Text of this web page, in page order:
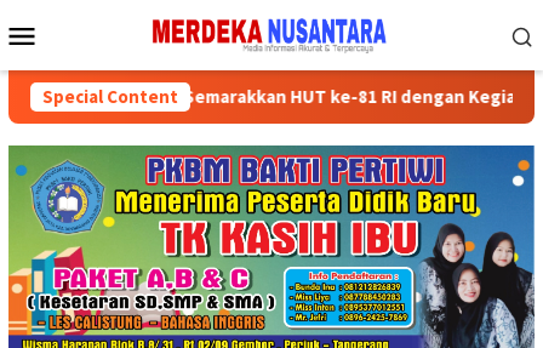
to
Menu
Special Content
Partai Semarakkan HUT ke-81 RI dengan Kegiatan Sosial